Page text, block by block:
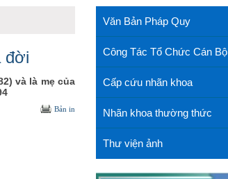
đời
và là mẹ của
Bản in
Văn Bản Pháp Quy
Công Tác Tổ Chức Cán Bộ
Cấp cứu nhãn khoa
Nhãn khoa thường thức
Thư viện ảnh